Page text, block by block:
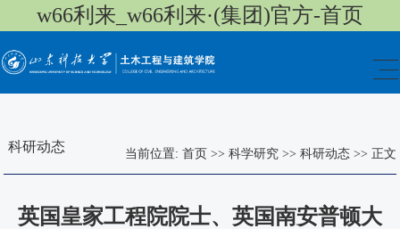
w66利来_w66利来·(集团)官方-首页
科研动态 当前位置: 首页 >> 科学研究>> 科研动态>> 正文
英国皇家工程院院士、英国南安普顿大